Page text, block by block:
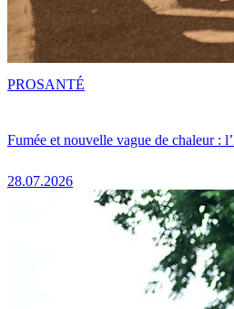
Fumée et nouvelle vague de chaleur :
28.07.2026
PROSANTÉ